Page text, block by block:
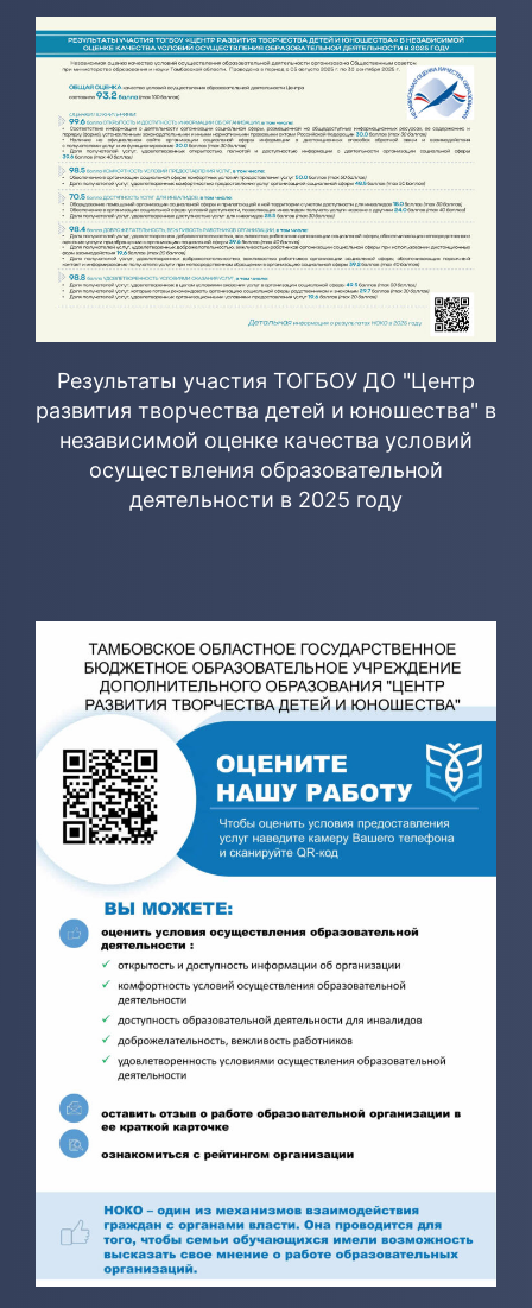
Результаты участия ТОГБОУ ДО "Центр
развития творчества детей и юношества" в
независимой оценке качества условий
осуществления образовательной
деятельности в 2025 году